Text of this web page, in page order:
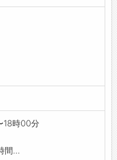
18時00分
間...